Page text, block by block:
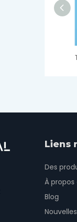
Liens
Des
À
Blog
Nouvelles